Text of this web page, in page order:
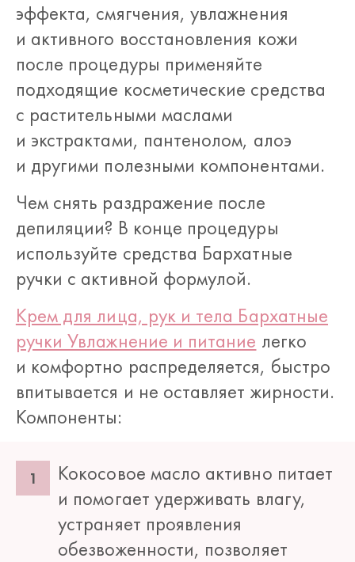
эффекта, смягчения, увлажнения
и активного восстановления кожи
после процедуры применяйте
подходящие косметические средства
с растительными маслами
и экстрактами, пантенолом, алоэ
и другими полезными компонентами.
Чем снять раздражение после
депиляции? В конце процедуры
используйте средства Бархатные
ручки с активной формулой.
Крем для лица, рук и тела Бархатные
ручки Увлажнение и питание легко
и комфортно распределяется, быстро
впитывается и не оставляет жирности.
Компоненты:
Кокосовое масло активно питает
и помогает удерживать влагу,
устраняет проявления
обезвоженности, позволяет